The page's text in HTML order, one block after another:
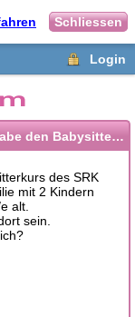
Schliessen
Login
des SRK
des SRK
mit 2 Kindern
alt.
sein.